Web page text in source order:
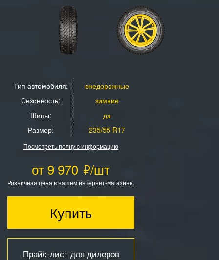
Тип автомобиля:
внедорожные
Сезонность:
зимние
Шипы:
да
Размер:
235/55 R17
Посмотреть полную информацию
от 9 970 /шт
Розничная цена в нашем интернет-магазине.
Купить
Прайс-лист для дилеров